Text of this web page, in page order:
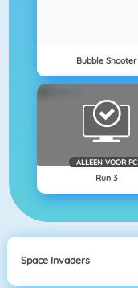
Bubble Shooter
ALLEEN VOOR PC
Run 3
Space Invaders